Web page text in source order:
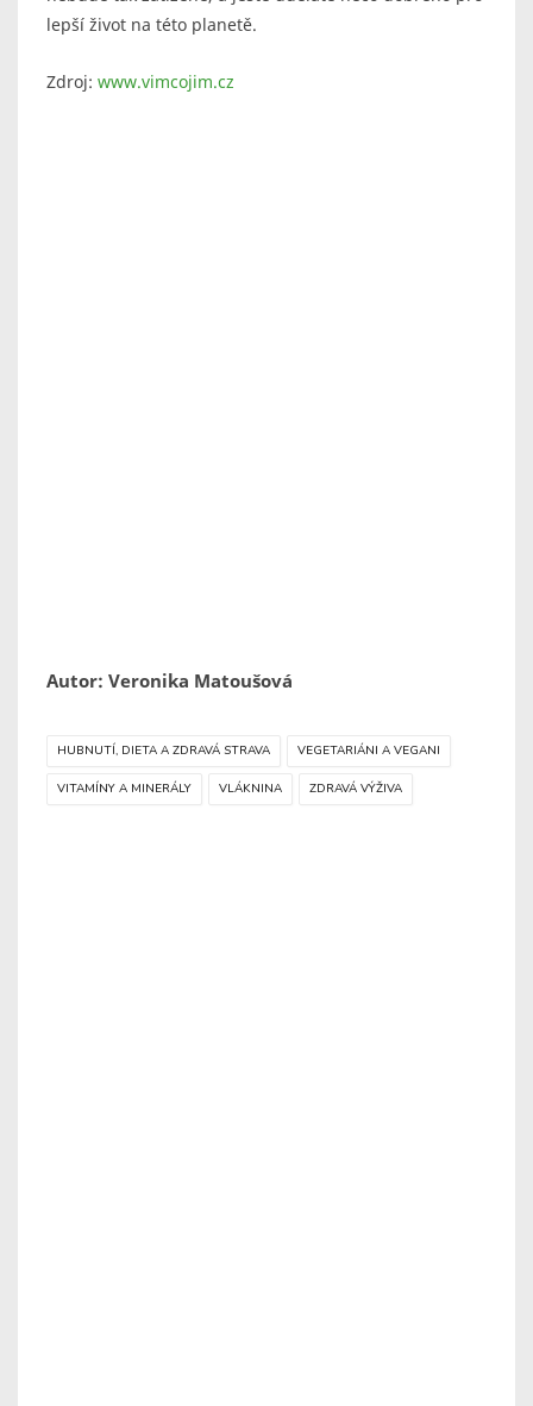
lepší život na této planetě.
Zdroj: www.vimcojim.cz
Autor: Veronika Matoušová
HUBNUTÍ, DIETA A ZDRAVÁ STRAVA VEGETARIÁNI A VEGANI
VITAMÍNY A MINERÁLY VLÁKNINA ZDRAVÁ VÝŽIVA